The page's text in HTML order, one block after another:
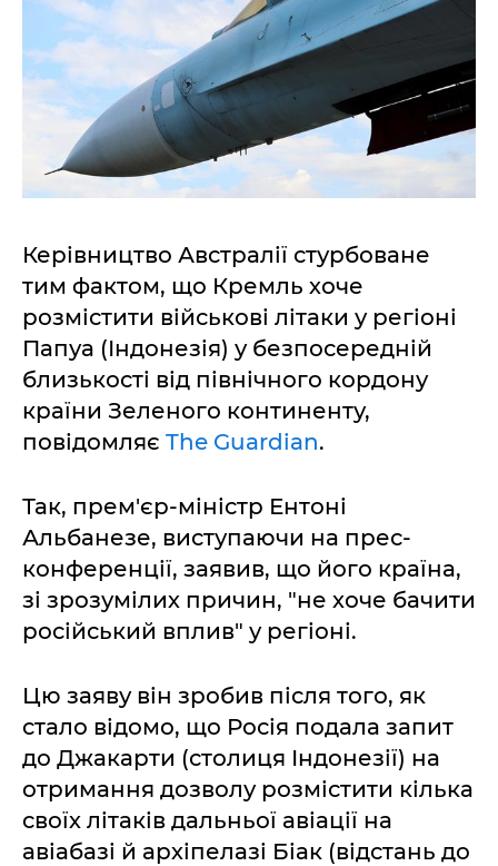
Керівництво Австралії стурбоване
тим фактом, що Кремль хоче
розмістити військові літаки у регіоні
Папуа (Індонезія) у безпосередній
близькості від північного кордону
країни Зеленого континенту,
повідомляє The Guardian.
Так, прем'єр-міністр Ентоні
Альбанезе, виступаючи на прес-
конференції, заявив, що його країна,
зі зрозумілих причин, "не хоче бачити
російський вплив" у регіоні.
Цю заяву він зробив після того, як
стало відомо, що Росія подала запит
до Джакарти (столиця Індонезії) на
отримання дозволу розмістити кілька
своїх літаків дальньої авіації на
авіабазі й архіпелазі Біак (відстань до